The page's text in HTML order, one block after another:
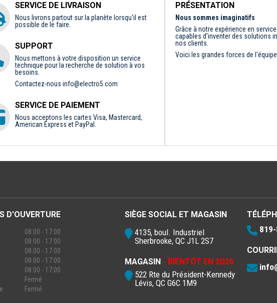
SERVICE DE LIVRAISON
Nous livrons partout sur la planète lorsqu'il est
possible de le faire.
SUPPORT
Nous mettons à votre disposition un service
technique pour la recherche de solution à vos
besoins.
Contactez-nous info@electro5.com
SERVICE DE PAIEMENT
Nous acceptons les cartes Visa, Mastercard,
American Express et PayPal.
PRÉSENTATION
Nous sommes imaginatifs
Grâce à notre expérience en
capables d'inventer des solutions
nos clients.
Voici les grandes forces de
D'OUVERTURE
08:00 - 17:00
08:00 - 17:00
08:00 - 17:00
08:00 - 17:00
08:00 - 17:00
Fermé
Fermé
SIÈGE SOCIAL ET MAGASIN
4135, boul. Industriel
Sherbrooke, QC J1L 2S7
MAGASIN - BIENTÔT EN 2026
522 Rte du Président-Kennedy
Lévis, QC G6C 1M9